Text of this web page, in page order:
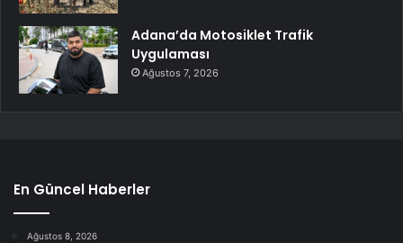
Adana’da Motosiklet Trafik
Uygulaması
Ağustos 7, 2026
En Güncel Haberler
Ağustos 8, 2026